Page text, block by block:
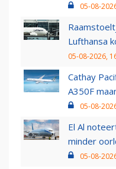
05-08-
Lufthansa
05-08-2026,
Cathay
A350F
05-08-
El Al
minder
05-08-